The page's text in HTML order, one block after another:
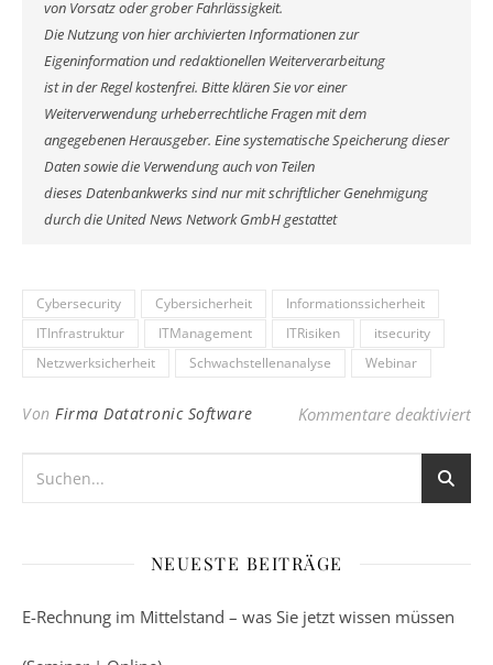
von Vorsatz oder grober Fahrlässigkeit.
Die Nutzung von hier archivierten Informationen zur
Eigeninformation und redaktionellen Weiterverarbeitung
ist in der Regel kostenfrei. Bitte klären Sie vor einer
Weiterverwendung urheberrechtliche Fragen mit dem
angegebenen Herausgeber. Eine systematische Speicherung dieser
Daten sowie die Verwendung auch von Teilen
dieses Datenbankwerks sind nur mit schriftlicher Genehmigung
durch die United News Network GmbH gestattet
Cybersecurity Cybersicherheit
Informationssicherheit
ITInfrastruktur
ITManagement ITRisiken
itsecurity
Netzwerksicherheit
Schwachstellenanalyse Webinar
Von Firma Datatronic Software Kommentare deaktiviertfür
NEUESTE BEITRÄGE
E-Rechnung im Mittelstand – was Sie jetzt wissen müssen